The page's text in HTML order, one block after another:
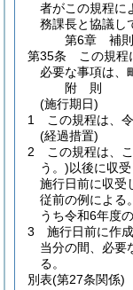
者がこの規程に
務課長と協議し
第6章
補則
第35条
この規程
必要な事項は、
附 則
(施行期日)
1
この規程は、
(経過措置)
2
この規程は、
う。)以後に収
施行日前に収受
従前の例による。
うち令和6年度
3
施行日前に作
当分の間、必要
る。
別表(第27条関係)